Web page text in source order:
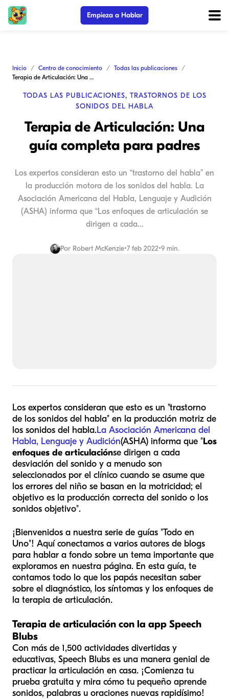
Empieza a Hablar
Inicio Centro de conocimiento
Todas las publicaciones
Terapia de Articulación: Una guía completa para padres
TODAS LAS PUBLICACIONES, TRASTORNOS DE LOS
SONIDOS DEL HABLA
Terapia de Articulación: Una
guía completa para padres
Los expertos consideran esto un “trastorno del habla” en
la producción motora de los sonidos del habla. La
Asociación Americana del Habla, Lenguaje y Audición
(ASHA) informa que “Los enfoques de articulación se
dirigen a cada...
Por Robert McKenzie•7 feb 2022•9 min.
Los expertos consideran que esto es un "trastorno
de los sonidos del habla" en la producción motriz de
los sonidos del habla.La Asociación Americana del
Habla, Lenguaje y Audición(ASHA) informa que "Los
enfoques de articulaciónse dirigen a cada
desviación del sonido y a menudo son
seleccionados por el clínico cuando se asume que
los errores del niño se basan en la motricidad; el
objetivo es la producción correcta del sonido o los
sonidos objetivo".
¡Bienvenidos a nuestra serie de guías "Todo en
Uno"! Aquí conectamos a varios autores de blogs
para hablar a fondo sobre un tema importante que
exploramos en nuestra página. En esta guía, te
contamos todo lo que los papás necesitan saber
sobre el diagnóstico, los síntomas y los enfoques de
la terapia de articulación.
Terapia de articulación con la app Speech
Blubs
Con más de 1,500 actividades divertidas y
educativas, Speech Blubs es una manera genial de
practicar la articulación en casa. ¡Comienza tu
prueba gratuita y mira cómo tu pequeño aprende
sonidos, palabras u oraciones nuevas rapidísimo!